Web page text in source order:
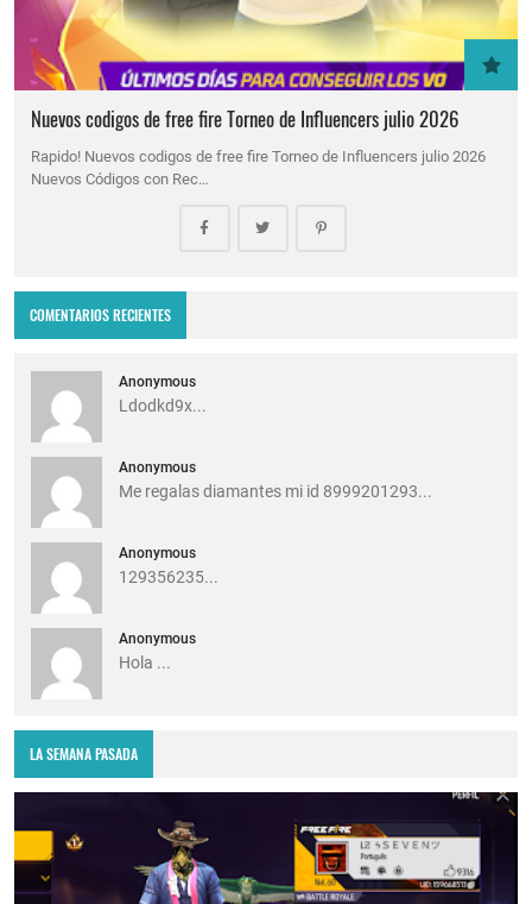
Nuevos codigos de free fire Torneo de Influencers julio 2026
Rapido! Nuevos codigos de free fire Torneo de Influencers julio 2026
Nuevos Códigos con Rec…
COMENTARIOS RECIENTES
Anonymous
Ldodkd9x...
Anonymous
Me regalas diamantes mi id 8999201293...
Anonymous
129356235...
Anonymous
Hola ...
LA SEMANA PASADA